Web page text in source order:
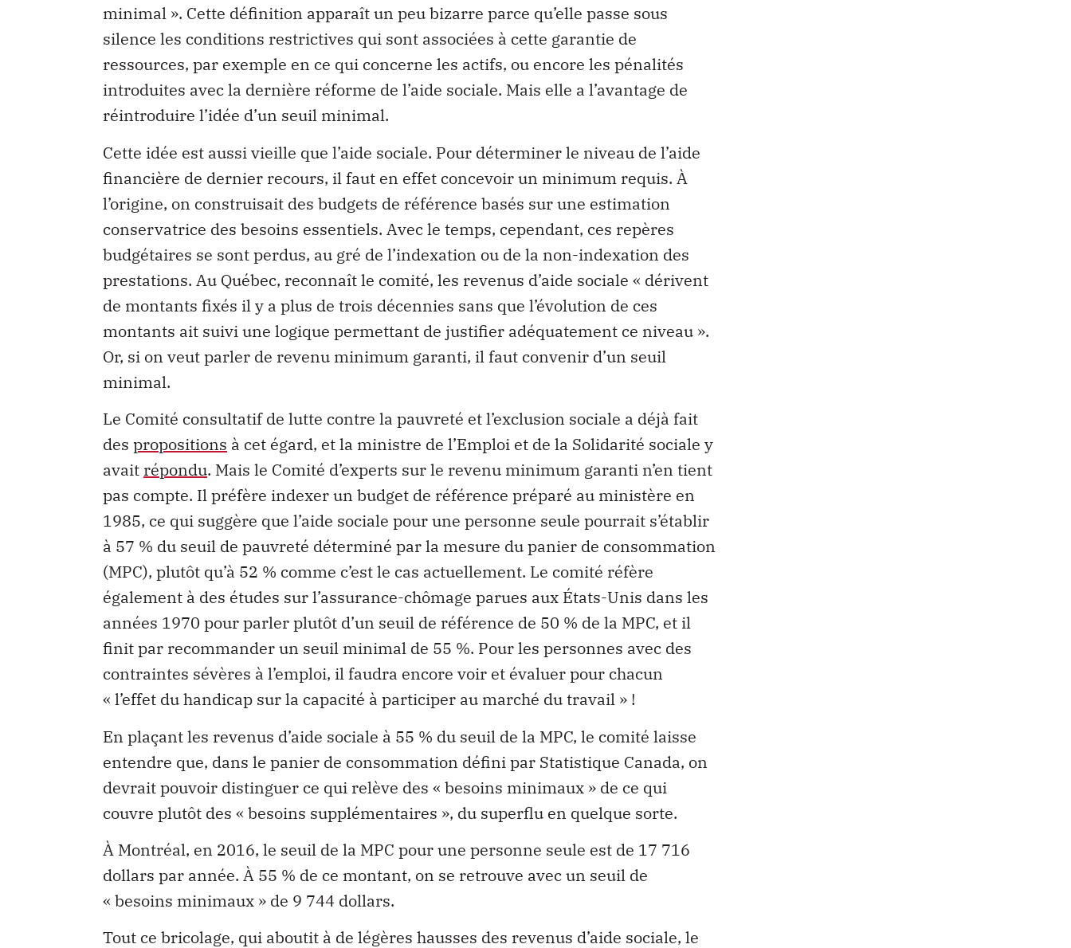
minimal ». Cette définition apparaît un peu bizarre parce qu’elle passe sous
silence les conditions restrictives qui sont associées à cette garantie de
ressources, par exemple en ce qui concerne les actifs, ou encore les pénalités
introduites avec la dernière réforme de l’aide sociale. Mais elle a l’avantage de
réintroduire l’idée d’un seuil minimal.
Cette idée est aussi vieille que l’aide sociale. Pour déterminer le niveau de l’aide
financière de dernier recours, il faut en effet concevoir un minimum requis. À
l’origine, on construisait des budgets de référence basés sur une estimation
conservatrice des besoins essentiels. Avec le temps, cependant, ces repères
budgétaires se sont perdus, au gré de l’indexation ou de la non-indexation des
prestations. Au Québec, reconnaît le comité, les revenus d’aide sociale « dérivent
de montants fixés il y a plus de trois décennies sans que l’évolution de ces
montants ait suivi une logique permettant de justifier adéquatement ce niveau ».
Or, si on veut parler de revenu minimum garanti, il faut convenir d’un seuil
minimal.
Le Comité consultatif de lutte contre la pauvreté et l’exclusion sociale a déjà fait
des propositions à cet égard, et la ministre de l’Emploi et de la Solidarité sociale y
avait répondu. Mais le Comité d’experts sur le revenu minimum garanti n’en tient
pas compte. Il préfère indexer un budget de référence préparé au ministère en
1985, ce qui suggère que l’aide sociale pour une personne seule pourrait s’établir
à 57 % du seuil de pauvreté déterminé par la mesure du panier de consommation
(MPC), plutôt qu’à 52 % comme c’est le cas actuellement. Le comité réfère
également à des études sur l’assurance-chômage parues aux États-Unis dans les
années 1970 pour parler plutôt d’un seuil de référence de 50 % de la MPC, et il
finit par recommander un seuil minimal de 55 %. Pour les personnes avec des
contraintes sévères à l’emploi, il faudra encore voir et évaluer pour chacun
« l’effet du handicap sur la capacité à participer au marché du travail » !
En plaçant les revenus d’aide sociale à 55 % du seuil de la MPC, le comité laisse
entendre que, dans le panier de consommation défini par Statistique Canada, on
devrait pouvoir distinguer ce qui relève des « besoins minimaux » de ce qui
couvre plutôt des « besoins supplémentaires », du superflu en quelque sorte.
À Montréal, en 2016, le seuil de la MPC pour une personne seule est de 17 716
dollars par année. À 55 % de ce montant, on se retrouve avec un seuil de
« besoins minimaux » de 9 744 dollars.
Tout ce bricolage, qui aboutit à de légères hausses des revenus d’aide sociale, le